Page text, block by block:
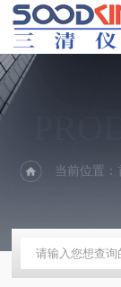
当前位置：